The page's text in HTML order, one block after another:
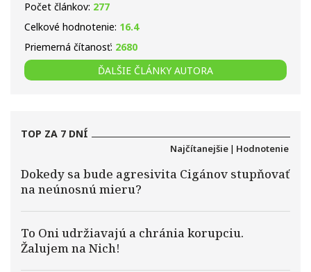
Počet článkov: 277
Celkové hodnotenie: 16.4
Priemerná čítanosť: 2680
ĎALŠIE ČLÁNKY AUTORA
TOP ZA 7 DNÍ
Najčítanejšie | Hodnotenie
Dokedy sa bude agresivita Cigánov stupňovať
na neúnosnú mieru?
To Oni udržiavajú a chránia korupciu.
Žalujem na Nich!